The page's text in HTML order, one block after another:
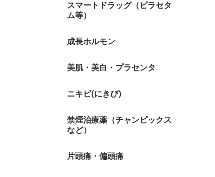
スマートドラッグ（ピラセタ
ム等）
成長ホルモン
美肌・美白・プラセンタ
ニキビ(にきび)
禁煙治療薬（チャンピックス
など）
片頭痛・偏頭痛